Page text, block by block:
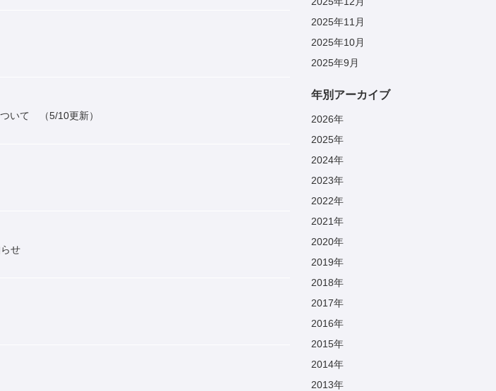
いて （5/10更新）
せ
2025年11月
2025年10月
2025年9月
年別アーカイブ
2026年
2025年
2024年
2023年
2022年
2021年
2020年
2019年
2018年
2017年
2016年
2015年
2014年
2013年